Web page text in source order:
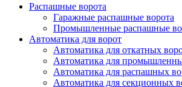
Распашные ворота
Гаражные распашные ворота
Промышленные распашные
Автоматика для ворот
Автоматика для откатных
Автоматика для
Автоматика для распашных
Автоматика для секционных